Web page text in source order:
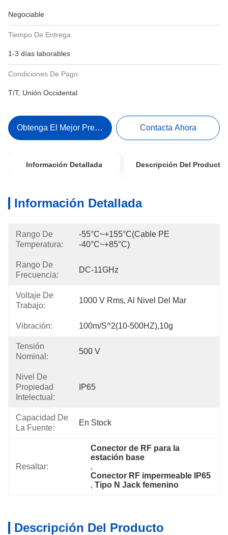
Negociable
Tiempo De Entrega:
1-3 días laborables
Condiciones De Pago:
T/T, Unión Occidental
Obtenga El Mejor Precio Contacta Ahora
Información Detallada Descripción Del Producto
Información Detallada
Rango De
Temperatura:
-55°C~+155°C(Cable PE
-40°C~+85°C)
Rango De
Frecuencia:
DC-11GHz
Voltaje De
Trabajo:
1000 V Rms, Al Nivel Del Mar
Vibración: 100m/s^2(10-500HZ),10g
Tensión
Nominal:
500 V
Nivel De
Propiedad
Intelectual:
IP65
Capacidad De
La Fuente:
En Stock
Resaltar:
Conector de RF para la
estación base
,
Conector RF impermeable IP65
, Tipo N Jack femenino
Descripción Del Producto